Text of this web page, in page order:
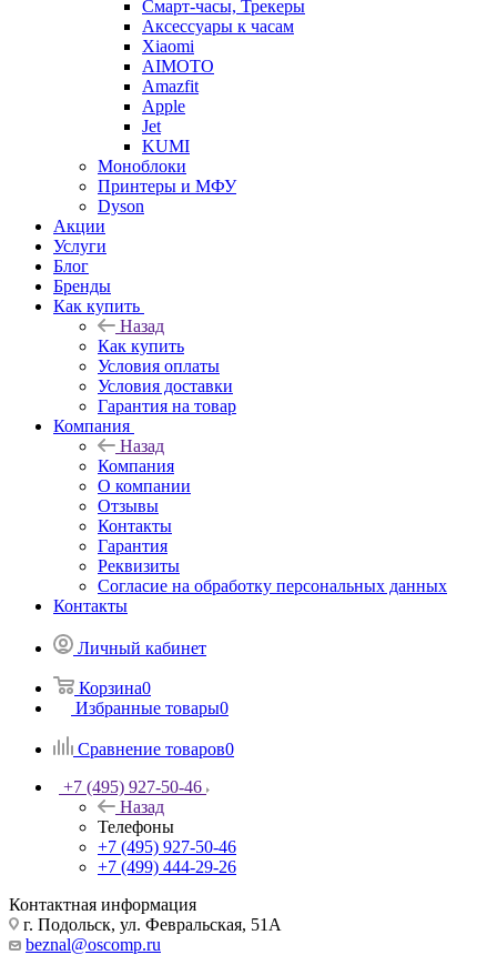
Смарт-часы, Трекеры
Аксессуары к часам
Xiaomi
AIMOTO
Amazfit
Apple
Jet
KUMI
Моноблоки
Принтеры и МФУ
Dyson
Акции
Услуги
Блог
Бренды
Как купить
Назад
Как купить
Условия оплаты
Условия доставки
Гарантия на товар
Компания
Назад
Компания
О компании
Отзывы
Контакты
Гарантия
Реквизиты
Согласие на обработку персональных данных
Контакты
Личный кабинет
Корзина0
Избранные товары0
Сравнение товаров0
+7 (495) 927-50-46
Назад
Телефоны
+7 (495) 927-50-46
+7 (499) 444-29-26
Контактная информация
г. Подольск, ул. Февральская, 51А
beznal@oscomp.ru